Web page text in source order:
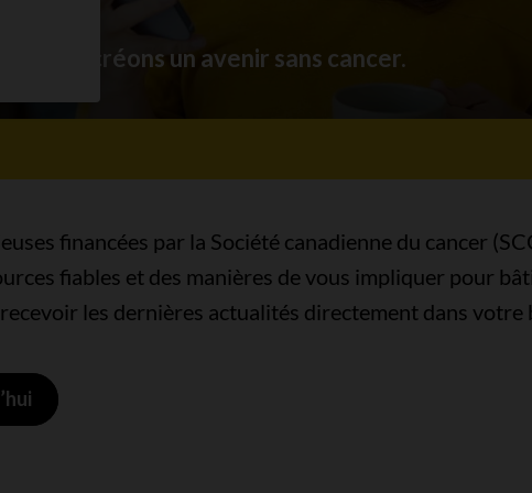
nous créons un avenir sans cancer.
financées par la Société canadienne du cancer
fiables et des manières de vous impliquer pour
les dernières actualités directement dans